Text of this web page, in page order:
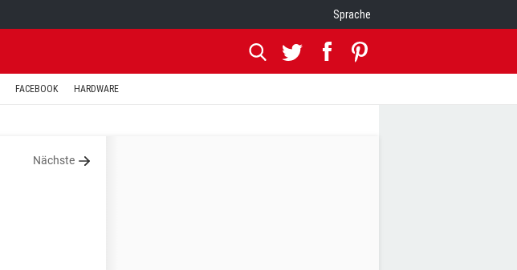
Sprache
FACEBOOK HARDWARE
Nächste